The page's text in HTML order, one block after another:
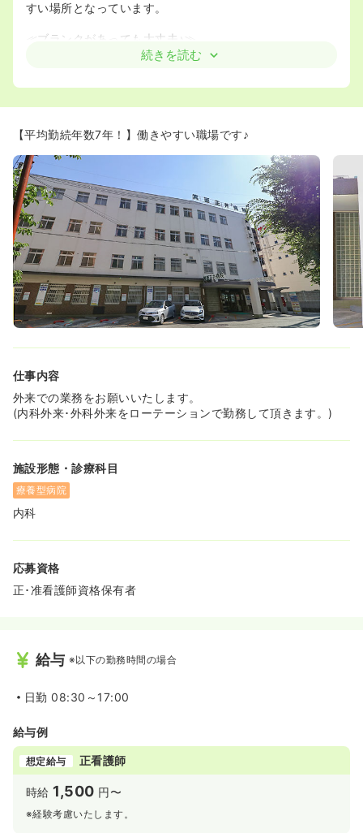
すい場所となっています。
≪ブランクがあっても大丈夫♪≫
◆難しいことは何もなく、ブランクがある方でも安心して
下さいます。
続きを読む
【平均勤続年数7年！】働きやすい職場です♪
仕事内容
外来での業務をお願いいたします。
(内科外来･外科外来をローテーションで勤務して頂きます。)
施設形態・診療科目
療養型病院
内科
応募資格
正･准看護師資格保有者
給与 ※以下の勤務時間の場合
日勤 08:30～17:00
給与例
想定給与 正看護師
時給 1,500 円〜
※経験考慮いたします。